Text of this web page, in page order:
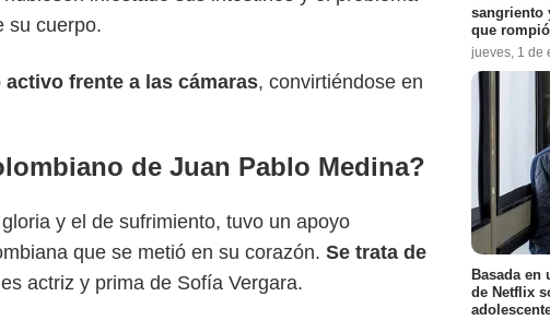
su cuerpo.
frente a las cámaras, convirtiéndose en
de Juan Pablo Medina?
y el de sufrimiento, tuvo un apoyo
que se metió en su corazón. Se trata de
actriz y prima de Sofía Vergara.
sangriento
que
jueves, 1 de
Basada en
de Netflix